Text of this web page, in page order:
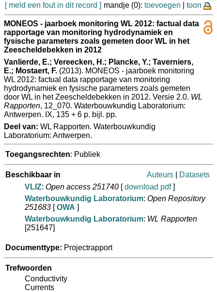
[ meld een fout in dit record ] mandje (0): toevoegen toon
MONEOS - jaarboek monitoring WL 2012: factual data
rapportage van monitoring hydrodynamiek en
fysische parameters zoals gemeten door WL in het
Zeescheldebekken in 2012
Vanlierde, E.; Vereecken, H.; Plancke, Y.; Taverniers,
E.; Mostaert, F. (2013). MONEOS - jaarboek monitoring
WL 2012: factual data rapportage van monitoring
hydrodynamiek en fysische parameters zoals gemeten
door WL in het Zeescheldebekken in 2012. Versie 2.0. WL
Rapporten, 12_070. Waterbouwkundig Laboratorium:
Antwerpen. IX, 135 + 6 p. bijl. pp.
Deel van: WL Rapporten. Waterbouwkundig
Laboratorium: Antwerpen.
Toegangsrechten: Publiek
Beschikbaar in Auteurs
Datasets
VLIZ: Open access 251740 [download pdf]
Waterbouwkundig Laboratorium: Open Repository
251683 [OWA ]
Waterbouwkundig Laboratorium: WL Rapporten
[251647]
Documenttype: Projectrapport
Trefwoorden
Conductivity
Currents